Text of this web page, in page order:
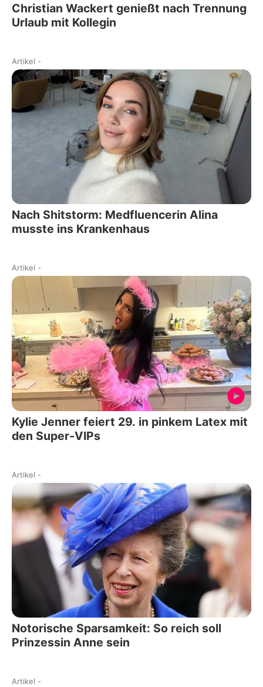
Christian Wackert genießt nach Trennung
Urlaub mit Kollegin
Artikel -
Nach Shitstorm: Medfluencerin Alina
musste ins Krankenhaus
Artikel -
Kylie Jenner feiert 29. in pinkem Latex mit
den Super-VIPs
Artikel -
Notorische Sparsamkeit: So reich soll
Prinzessin Anne sein
Artikel -